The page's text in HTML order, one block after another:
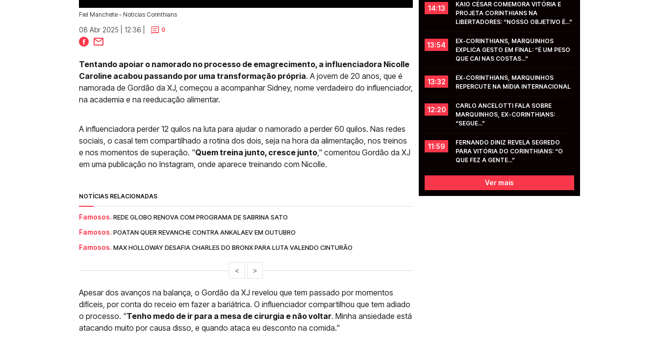
Fiel Manchete - Notícias Corinthians
08 Abr 2025 | 12:36 | 0
Tentando apoiar o namorado no processo de emagrecimento, a influenciadora Nicolle
Caroline acabou passando por uma transformação própria. A jovem de 20 anos, que é
namorada de Gordão da XJ, começou a acompanhar Sidney, nome verdadeiro do influenciador,
na academia e na reeducação alimentar.
A influenciadora perder 12 quilos na luta para ajudar o namorado a perder 60 quilos. Nas redes
sociais, o casal tem compartilhado a rotina dos dois, seja na hora da alimentação, nos treinos
e nos momentos de superação. "Quem treina junto, cresce junto," comentou Gordão da XJ
em uma publicação no Instagram, onde aparece treinando com Nicolle.
NOTÍCIAS RELACIONADAS
Famosos. REDE GLOBO RENOVA COM PROGRAMA DE SABRINA SATO
Famosos. POATAN QUER REVANCHE CONTRA ANKALAEV EM OUTUBRO
Famosos. MAX HOLLOWAY DESAFIA CHARLES DO BRONX PARA LUTA VALENDO CINTURÃO
< >
Apesar dos avanços na balança, o Gordão da XJ revelou que tem passado por momentos
difíceis, por conta do receio em fazer a bariátrica. O influenciador compartilhou que tem adiado
o processo. "Tenho medo de ir para a mesa de cirurgia e não voltar. Minha ansiedade está
atacando muito por causa disso, e quando ataca eu desconto na comida."
14:13
KAIO CÉSAR COMEMORA VITÓRIA E
PROJETA CORINTHIANS NA
LIBERTADORES: “NOSSO OBJETIVO É...”
13:54
EX-CORINTHIANS, MARQUINHOS
EXPLICA GESTO EM FINAL: “É UM PESO
QUE CAI NAS COSTAS...”
13:32
EX-CORINTHIANS, MARQUINHOS
REPERCUTE NA MÍDIA INTERNACIONAL
12:20
CARLO ANCELOTTI FALA SOBRE
MARQUINHOS, EX-CORINTHIANS:
“SEGUE...”
11:59
FERNANDO DINIZ REVELA SEGREDO
PARA VITÓRIA DO CORINTHIANS: “O
QUE FEZ A GENTE...”
Ver mais